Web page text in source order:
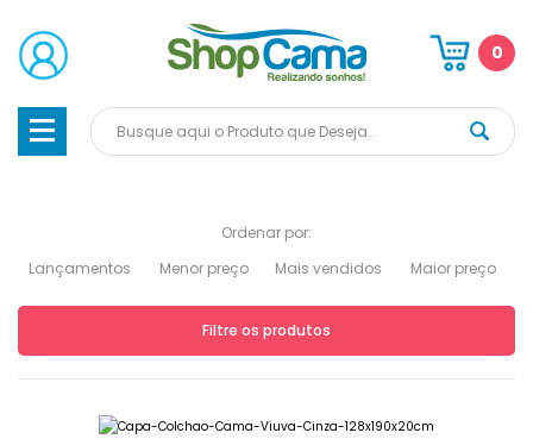
0
Ordenar por:
Lançamentos
Menor preço Mais vendidos Maior preço
Filtre os produtos